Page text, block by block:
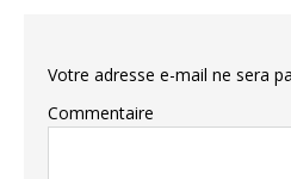
Votre adresse e-mail ne sera
Commentaire